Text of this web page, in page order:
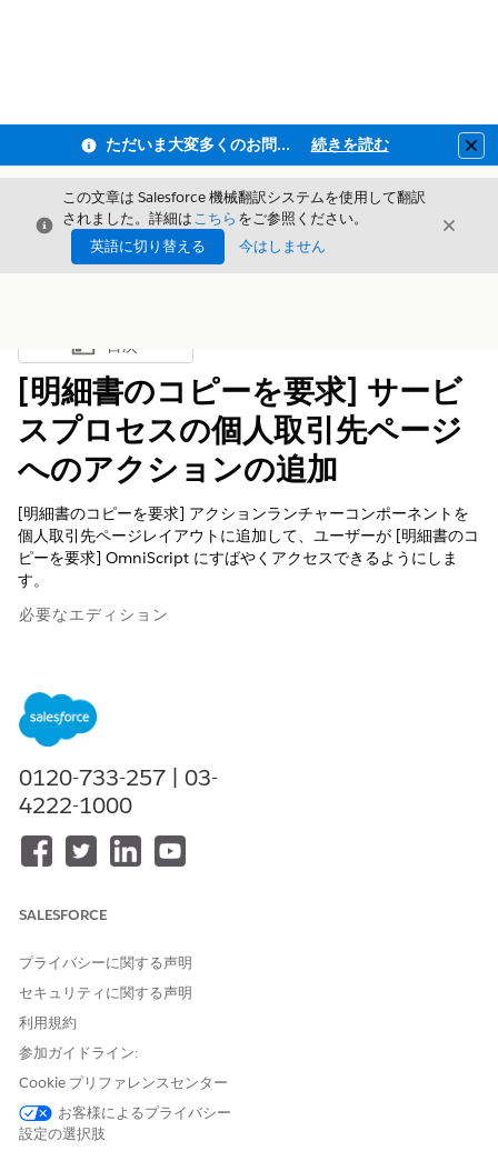
ただいま大変多くのお問い合わせをいただいており、ご連絡までにお時間を頂戴しております 続きを読む
閉じる
この文章は Salesforce 機械翻訳システムを使用して翻訳
されました。詳細はこちら をご参照ください。
英語に切り替える
今はしません
閉じる
目次を表示
目次
[明細書のコピーを要求] サービ
スプロセスの個人取引先ページ
へのアクションの追加
[明細書のコピーを要求] アクションランチャーコンポーネントを
個人取引先ページレイアウトに追加して、ユーザーが [明細書のコ
ピーを要求] OmniScript にすばやくアクセスできるようにしま
す。
必要なエディション
[明細書のコピーを要求] サー
ビスプロセスを設定する
[設定] で[オブジェクトマネージャー]
[クイック検索] ボックスに「
択します。
[Lightning Record Pages]
Page] を選択します。
[コンポーネント] タブで、アクションランチャーをレコードペ
プロパティペインの [アクションランチャーのリリース] で、
[ステートメントのコピーを要求] アクションで作成したアクシ
ョンランチャーのリリースを選択します。
変更内容を保存します。
この記事で問題は解決されましたか?
0120-733-257 | 03-
4222-1000
SALESFORCE
プライバシーに関する声明
セキュリティに関する声明
利用規約
参加ガイドライン:
Cookie プリファレンスセンター
お客様によるプライバシー
設定の選択肢